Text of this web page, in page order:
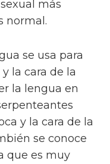
más
normal.
se usa para
la cara de la
la lengua en
y la cara de la
se conoce
que es muy